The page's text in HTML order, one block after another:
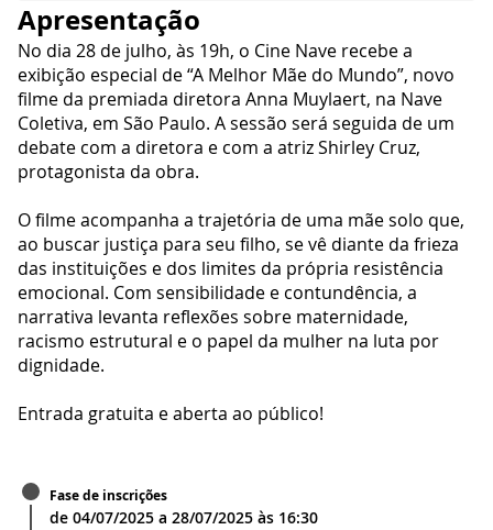
Apresentação
No dia 28 de julho, às 19h, o Cine Nave recebe a
exibição especial de “A Melhor Mãe do Mundo”, novo
filme da premiada diretora Anna Muylaert, na Nave
Coletiva, em São Paulo. A sessão será seguida de um
debate com a diretora e com a atriz Shirley Cruz,
protagonista da obra.
O filme acompanha a trajetória de uma mãe solo que,
ao buscar justiça para seu filho, se vê diante da frieza
das instituições e dos limites da própria resistência
emocional. Com sensibilidade e contundência, a
narrativa levanta reflexões sobre maternidade,
racismo estrutural e o papel da mulher na luta por
dignidade.
Entrada gratuita e aberta ao público!
Fase de inscrições
de04/07/2025 a28/07/2025 às 16:30